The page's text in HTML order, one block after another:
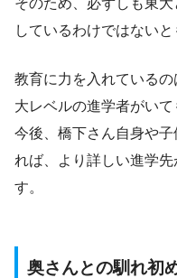
しているわけではないと
教育に力を入れている
大レベルの進学者がいて
今後、橋下さん自身や
れば、より詳しい進学
す。
奥さんとの馴れ初